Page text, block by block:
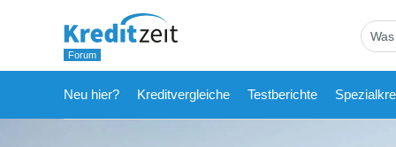
Neu hier? Kreditvergleiche Testberichte